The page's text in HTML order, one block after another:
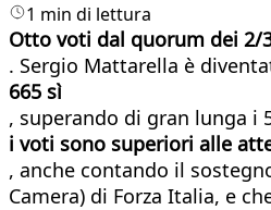
1 min di lettura
Otto voti dal quorum dei 2/
. Sergio Mattarella è
665 sì
, superando di gran lunga i
i voti sono superiori alle
, anche contando il
Camera) di Forza Italia, e